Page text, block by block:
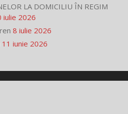
LA DOMICILIU ÎN REGIM
iulie 2026
8 iulie 2026
11 iunie 2026